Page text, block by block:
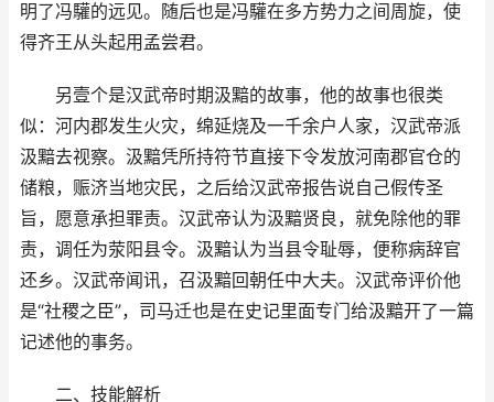
明了冯驩的远见。随后也是冯驩在多方势力之间周旋，使
得齐王从头起用孟尝君。
另壹个是汉武帝时期汲黯的故事，他的故事也很类
似：河内郡发生火灾，绵延烧及一千余户人家，汉武帝派
汲黯去视察。汲黯凭所持符节直接下令发放河南郡官仓的
储粮，赈济当地灾民，之后给汉武帝报告说自己假传圣
旨，愿意承担罪责。汉武帝认为汲黯贤良，就免除他的罪
责，调任为荥阳县令。汲黯认为当县令耻辱，便称病辞官
还乡。汉武帝闻讯，召汲黯回朝任中大夫。汉武帝评价他
是“社稷之臣”，司马迁也是在史记里面专门给汲黯开了一篇
记述他的事务。
二、技能解析